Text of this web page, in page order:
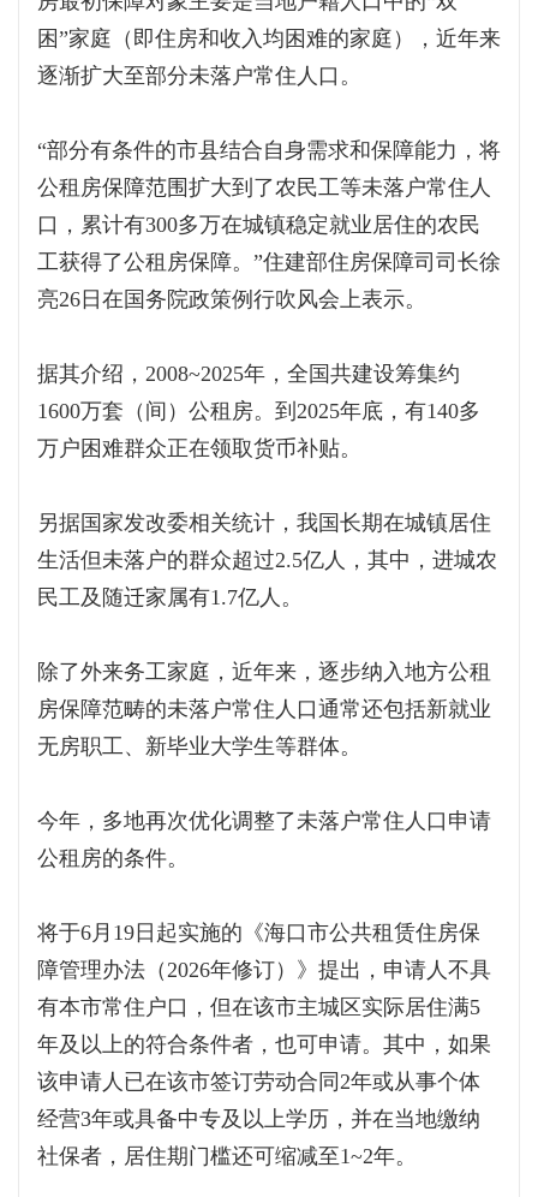
困”家庭（即住房和收入均困难的家庭），近年来
逐渐扩大至部分未落户常住人口。
“部分有条件的市县结合自身需求和保障能力，将
公租房保障范围扩大到了农民工等未落户常住人
口，累计有300多万在城镇稳定就业居住的农民
工获得了公租房保障。”住建部住房保障司司长徐
亮26日在国务院政策例行吹风会上表示。
据其介绍，2008~2025年，全国共建设筹集约
1600万套（间）公租房。到2025年底，有140多
万户困难群众正在领取货币补贴。
另据国家发改委相关统计，我国长期在城镇居住
生活但未落户的群众超过2.5亿人，其中，进城农
民工及随迁家属有1.7亿人。
除了外来务工家庭，近年来，逐步纳入地方公租
房保障范畴的未落户常住人口通常还包括新就业
无房职工、新毕业大学生等群体。
今年，多地再次优化调整了未落户常住人口申请
公租房的条件。
将于6月19日起实施的《海口市公共租赁住房保
障管理办法（2026年修订）》提出，申请人不具
有本市常住户口，但在该市主城区实际居住满5
年及以上的符合条件者，也可申请。其中，如果
该申请人已在该市签订劳动合同2年或从事个体
经营3年或具备中专及以上学历，并在当地缴纳
社保者，居住期门槛还可缩减至1~2年。